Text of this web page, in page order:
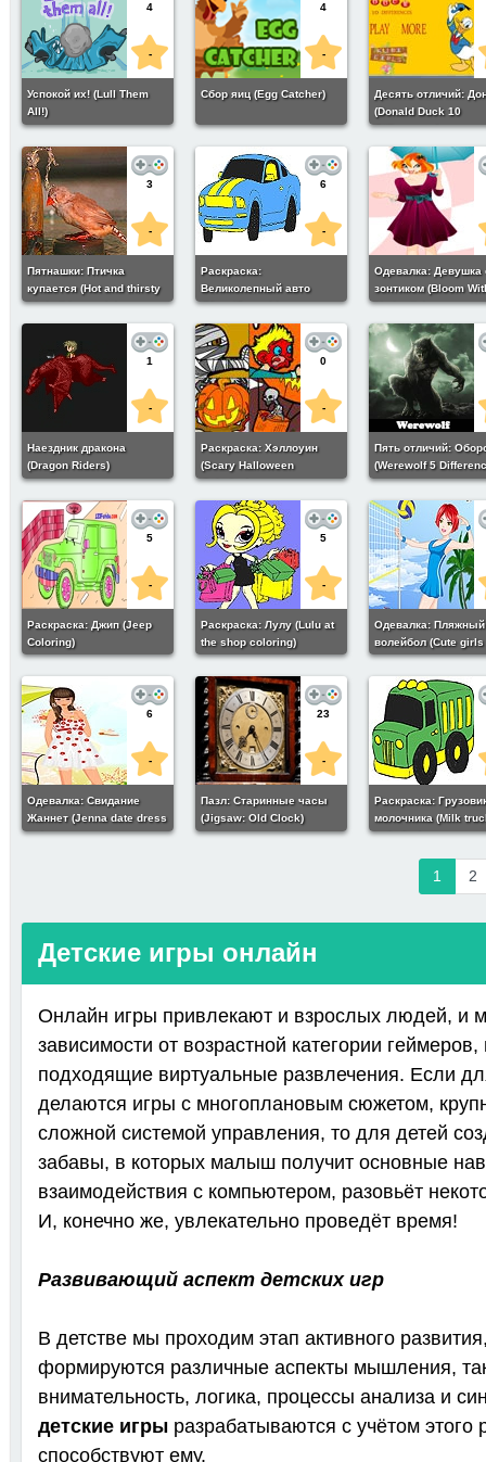
4
-
Успокой их! (Lull Them
All!)
4
-
Сбор яиц (Egg Catcher)
Десять отличий:
(Donald Duck 10
Differences)
3
-
Пятнашки: Птичка
купается (Hot and thirsty
bird slide puzzle)
6
-
Раскраска:
Великолепный авто
(Magnificent blue car
coloring)
Одевалка: Девушка
зонтиком (Bloom
Umbrella)
1
-
Наездник дракона
(Dragon Riders)
0
-
Раскраска: Хэллоуин
(Scary Halloween
Coloring)
Пять отличий:
(Werewolf 5
5
-
Раскраска: Джип (Jeep
Coloring)
5
-
Раскраска: Лулу (Lulu at
the shop coloring)
Одевалка: Пляжный
волейбол (Cute girls
volleyball dress up)
6
-
Одевалка: Свидание
Жаннет (Jenna date dress
up)
23
-
Пазл: Старинные часы
(Jigsaw: Old Clock)
Раскраска:
молочника (Milk
coloring)
1 2
Детские игры онлайн
Онлайн игры привлекают и взрослых людей, и
зависимости от возрастной категории
подходящие виртуальные развлечения. Если
делаются игры с многоплановым сюжетом,
сложной системой управления, то для детей
забавы, в которых малыш получит основные
взаимодействия с компьютером, разовьёт
И, конечно же, увлекательно проведёт время!
Развивающий аспект детских игр
В детстве мы проходим этап активного
формируются различные аспекты мышления,
внимательность, логика, процессы анализа и
детские игры разрабатываются с учётом этого
способствуют ему.